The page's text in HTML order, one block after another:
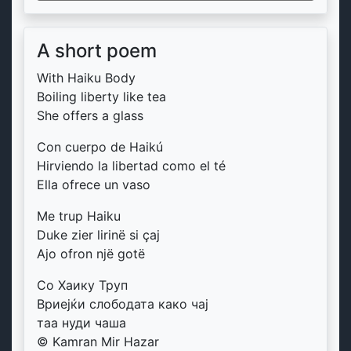
A short poem
With Haiku Body
Boiling liberty like tea
She offers a glass
Con cuerpo de Haikú
Hirviendo la libertad como el té
Ella ofrece un vaso
Me trup Haiku
Duke zier lirinë si çaj
Ajo ofron një gotë
Со Хаику Труп
Вриејќи слободата како чај
таа нуди чаша
© Kamran Mir Hazar